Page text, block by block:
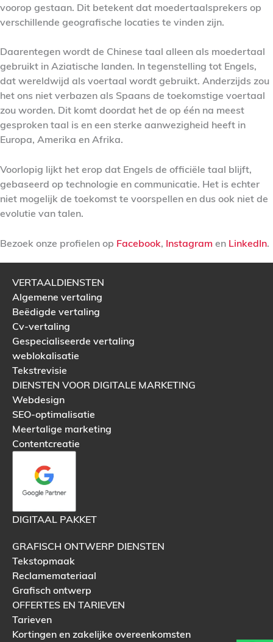
voorop gestaan. Dit betekent dat moedertaalsprekers op
verschillende geografische locaties te vinden zijn.
Daarentegen wordt de Chinese taal alleen als moedertaal
gebruikt in Aziatische landen. In tegenstelling tot Engels,
dat wereldwijd als voertaal wordt gebruikt. Anderzijds zou
het ons niet verbazen als Spaans de toekomstige voertaal
zou worden. Dit komt doordat het de op één na meest
gesproken taal is en een sterke aanwezigheid heeft in
Europa, Amerika en Afrika.
Voorlopig lijkt het erop dat Engels de officiële taal blijft,
gebaseerd op technologie en communicatie. Het is echter
niet mogelijk de toekomst te voorspellen en dus ook niet de
evolutie van talen.
Bezoek onze profielen op Facebook, Instagram en LinkedIn.
VERTAALDIENSTEN
Algemene vertaling
Beëdigde vertaling
Cv-vertaling
Gespecialiseerde vertaling
weblokalisatie
Tekstrevisie
DIENSTEN VOOR DIGITALE MARKETING
Webdesign
SEO-optimalisatie
Meertalige marketing
Contentcreatie
DIGITAAL PAKKET
GRAFISCH ONTWERP DIENSTEN
Tekstopmaak
Reclamemateriaal
Grafisch ontwerp
OFFERTES EN TARIEVEN
Tarieven
Kortingen en zakelijke overeenkomsten